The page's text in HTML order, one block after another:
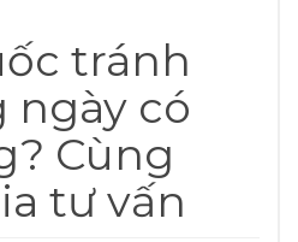
tránh
ngày có
Cùng
tư vấn